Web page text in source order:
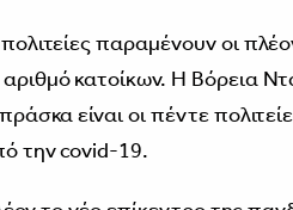
παραμένουν οι
κατοίκων. Η Βόρεια
είναι οι πέντε
την covid-19.